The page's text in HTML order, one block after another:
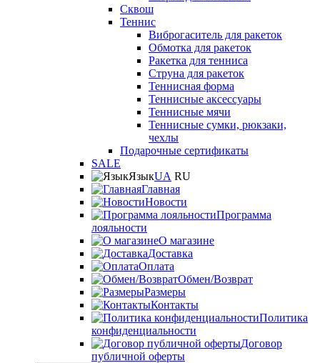
Сквош
Теннис
Виброгаситель для ракеток
Обмотка для ракеток
Ракетка для тенниса
Струна для ракеток
Теннисная форма
Теннисные аксессуары
Теннисные мячи
Теннисные сумки, рюкзаки,
чехлы
Подарочные сертификаты
SALE
ЯзыкUA RU
Главная
Новости
Программа
лояльности
О магазине
Доставка
Оплата
Обмен/Возврат
Размеры
Контакты
Политика
конфиденциальности
Договор
публичной оферты